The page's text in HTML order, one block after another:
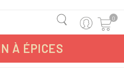
0
À ÉPICES